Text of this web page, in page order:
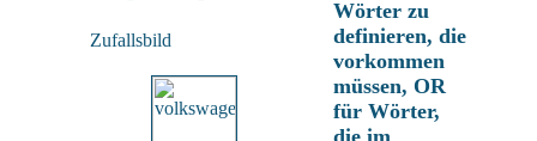
Zufallsbild
Wörter zu
definieren, die
vorkommen
müssen, OR
für Wörter,
die im